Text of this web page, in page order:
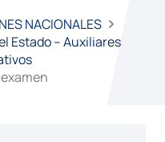
NACIONALES
Estado – Auxiliares